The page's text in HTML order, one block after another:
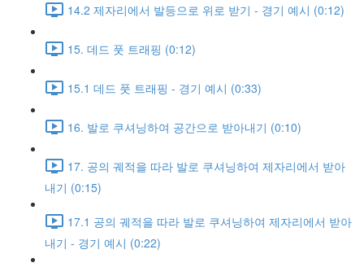
14.2 제자리에서 발등으로 위로 받기 - 경기 예시 (0:12)
15. 데드 풋 트래핑 (0:12)
15.1 데드 풋 트래핑 - 경기 예시 (0:33)
16. 발로 쿠셔닝하여 공간으로 받아내기 (0:10)
17. 공의 궤적을 따라 발로 쿠셔닝하여 제자리에서 받아
내기 (0:15)
17.1 공의 궤적을 따라 발로 쿠셔닝하여 제자리에서 받아
내기 - 경기 예시 (0:22)